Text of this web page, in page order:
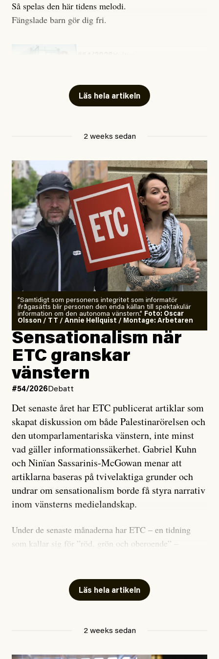
Så spelas den här tidens melodi.
Fängslade barn gör dig fri.
Läs hela artikeln
2 weeks sedan
”Samtidigt som personens integritet som informatör
ifrågasätts blir personen den enda källan till spektakulär
information om den autonoma vänstern.” Foto: Oscar
Olsson / TT / Annie Hellquist / Montage: Arbetaren
Sensationalism när
ETC granskar
vänstern
#54/2026 Debatt
Det senaste året har ETC publicerat artiklar som
skapat diskussion om både Palestinarörelsen och
den utomparlamentariska vänstern, inte minst
vad gäller informationssäkerhet. Gabriel Kuhn
och Ninïan Sassarinis-McGowan menar att
artiklarna baseras på tvivelaktiga grunder och
undrar om sensationalism borde få styra narrativ
inom vänsterns medielandskap.
Under de senaste månaderna har ETC – en tidning
som kallar sig för ”röd, grön och oberoende” –
skriver för? Vad betyder det att vara en ”röd, grön och
oberoende” tidning? Och vad är egentligen bra
Läs hela artikeln
2 weeks sedan